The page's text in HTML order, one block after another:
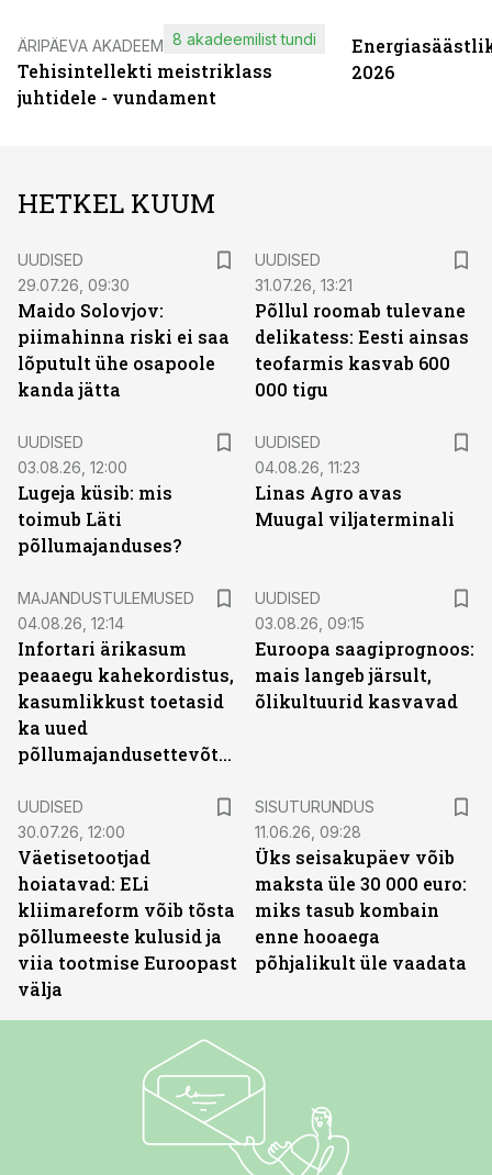
ÄRIPÄEVA AKADEEMIA
Tehisintellekti meistriklass
juhtidele - vundament
8 akadeemilist tundi
2026
HETKEL KUUM
UUDISED
29.07.26, 09:30
Maido Solovjov:
piimahinna riski ei saa
lõputult ühe osapoole
kanda jätta
UUDISED
31.07.26, 13:21
Põllul roomab tulevane
delikatess: Eesti ainsas
teofarmis kasvab 600
000 tigu
UUDISED
03.08.26, 12:00
Lugeja küsib: mis
toimub Läti
põllumajanduses?
UUDISED
04.08.26, 11:23
Linas Agro avas
Muugal viljaterminali
MAJANDUSTULEMUSED
04.08.26, 12:14
Infortari ärikasum
peaaegu kahekordistus,
kasumlikkust toetasid
ka uued
põllumajandusettevõtted
UUDISED
03.08.26, 09:15
Euroopa saagiprognoos:
mais langeb järsult,
õlikultuurid kasvavad
UUDISED
30.07.26, 12:00
Väetisetootjad
hoiatavad: ELi
kliimareform võib tõsta
põllumeeste kulusid ja
viia tootmise Euroopast
välja
SISUTURUNDUS
11.06.26, 09:28
Üks seisakupäev võib
maksta üle 30 000 euro:
miks tasub kombain
enne hooaega
põhjalikult üle vaadata